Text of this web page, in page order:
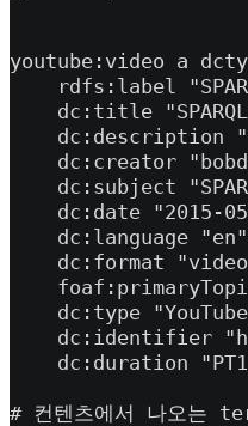
youtube:video a
rdfs:label
dc:title
dc:description
dc:creator
dc:subject
dc:date "2015-
dc:language
dc:format
dc:type
dc:identifier
dc:duration
# 컨텐츠에서 나오는